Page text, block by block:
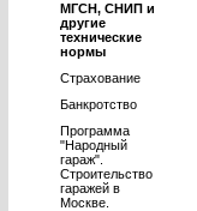
МГСН, СНИП и
другие
технические
нормы
Страхование
Банкротство
Программа
"Народный
гараж".
Строительство
гаражей в
Москве.